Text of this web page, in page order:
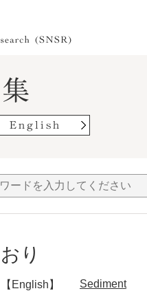
おり
【English】 Sediment